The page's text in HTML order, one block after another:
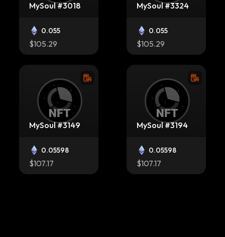
MySoul #3018
0.055
$105.29
MySoul #3324
0.055
$105.29
MySoul #3149
0.05598
$107.17
MySoul #3194
0.05598
$107.17